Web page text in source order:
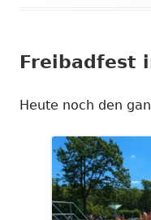
Freibadfest
Heute noch den